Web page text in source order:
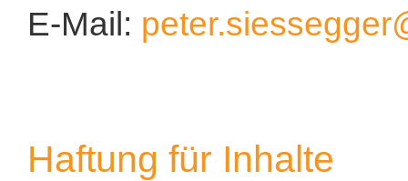
E-Mail:
Haftung für Inhalte